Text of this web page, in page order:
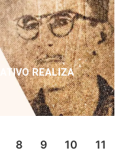
REALIZA
8 9 10 11